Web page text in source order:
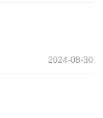
2024-08-30